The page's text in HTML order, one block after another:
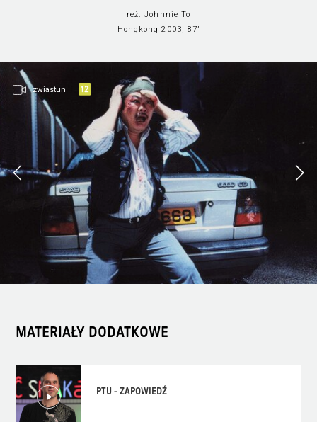
reż. Johnnie To
Hongkong 2003, 87’
zwiastun
MATERIAŁY DODATKOWE
PTU - ZAPOWIEDŹ